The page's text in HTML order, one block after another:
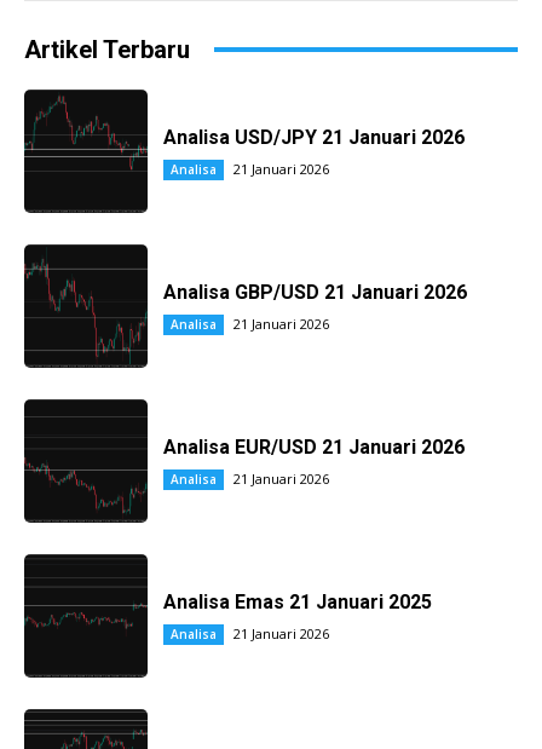
Artikel Terbaru
Analisa USD/JPY 21 Januari 2026
Analisa 21 Januari 2026
Analisa GBP/USD 21 Januari 2026
Analisa 21 Januari 2026
Analisa EUR/USD 21 Januari 2026
Analisa 21 Januari 2026
Analisa Emas 21 Januari 2025
Analisa 21 Januari 2026